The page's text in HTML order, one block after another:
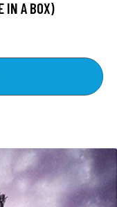
IN A BOX)